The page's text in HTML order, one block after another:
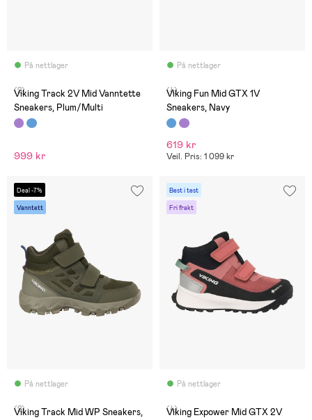
På nettlager
(2)
Viking Track 2V Mid Vanntette
Sneakers, Plum/Multi
999 kr
På nettlager
(4)
Viking Fun Mid GTX 1V
Sneakers, Navy
619 kr
Veil. Pris: 1 099 kr
Deal -7%
Vanntett
På nettlager
(2)
Viking Track Mid WP Sneakers,
Best i test
Fri frakt
På nettlager
(4)
Viking Expower Mid GTX 2V